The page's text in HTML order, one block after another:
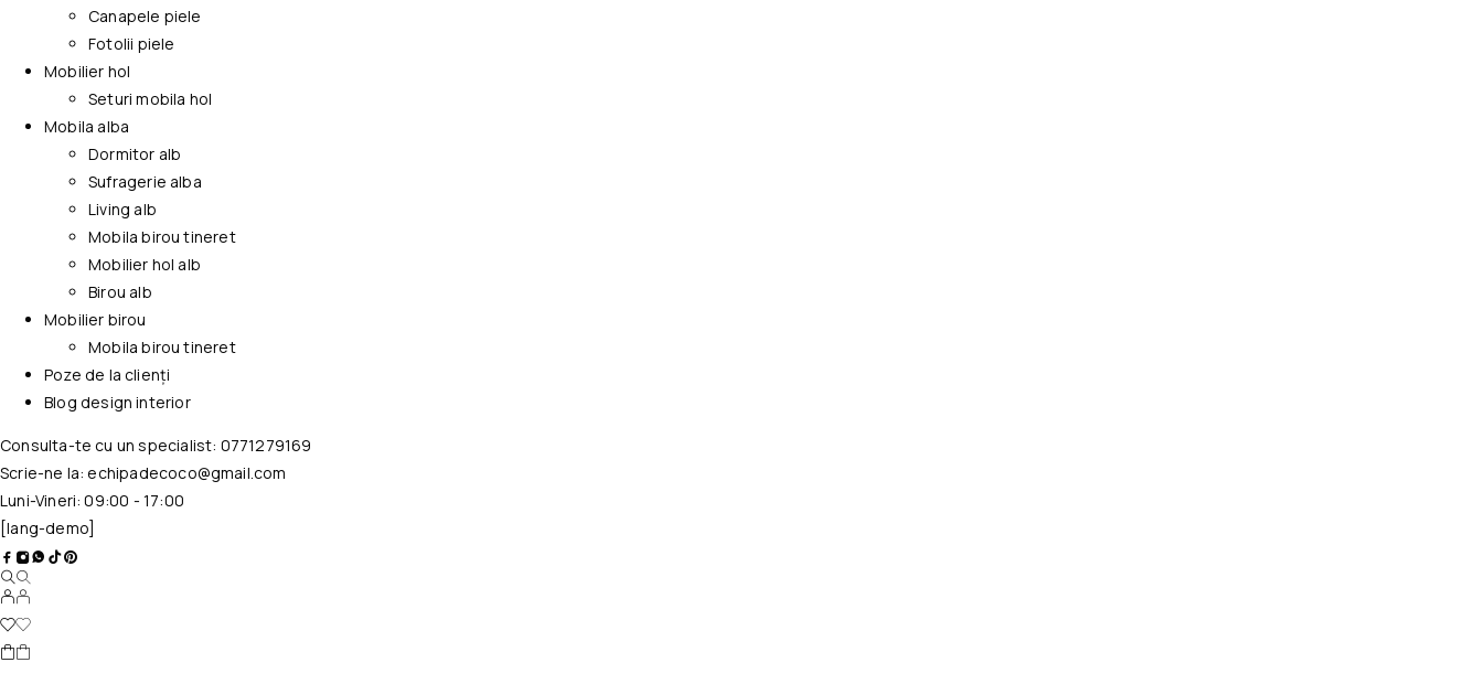
Canapele piele
Fotolii piele
Mobilier hol
Seturi mobila hol
Mobila alba
Dormitor alb
Sufragerie alba
Living alb
Mobila birou tineret
Mobilier hol alb
Birou alb
Mobilier birou
Mobila birou tineret
Poze de la clienți
Blog design interior
Consulta-te cu un specialist: 0771279169
Scrie-ne la:echipadecoco@gmail.com
Luni-Vineri: 09:00 - 17:00
[lang-demo]